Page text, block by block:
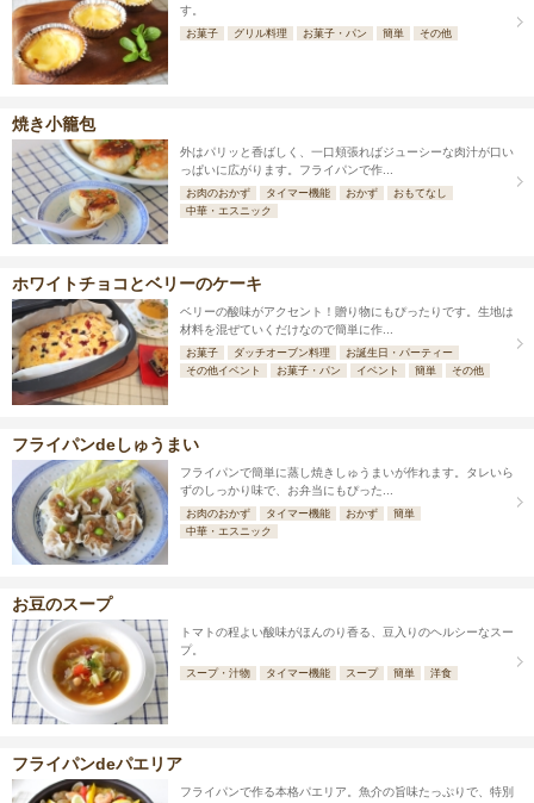
す。
お菓子 グリル料理 お菓子・パン 簡単 その他
焼き小籠包
外はパリッと香ばしく、一口頬張ればジューシーな肉汁が口い
っぱいに広がります。フライパンで作...
お肉のおかず タイマー機能 おかず
おもてなし
中華・エスニック
ホワイトチョコとベリーのケーキ
ベリーの酸味がアクセント！贈り物にもぴったりです。生地は
材料を混ぜていくだけなので簡単に作...
お菓子 ダッチオーブン料理
お誕生日・パーティー
その他イベント
お菓子・パン イベント 簡単 その他
フライパンdeしゅうまい
フライパンで簡単に蒸し焼きしゅうまいが作れます。タレいら
ずのしっかり味で、お弁当にもぴった...
お肉のおかず タイマー機能 おかず
簡単
中華・エスニック
お豆のスープ
トマトの程よい酸味がほんのり香る、豆入りのヘルシーなスー
プ。
スープ・汁物 タイマー機能 スープ 簡単 洋食
フライパンdeパエリア
フライパンで作る本格パエリア。魚介の旨味たっぷりで、特別